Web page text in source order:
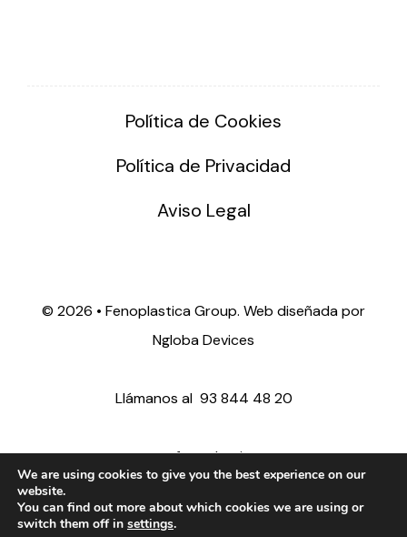
Política de Cookies
Política de Privacidad
Aviso Legal
© 2026 • Fenoplastica Group. Web diseñada por
Ngloba Devices
Llámanos al 93 844 48 20
ventas@fenoplastica.com
export@fenoplastica.com
We are using cookies to give you the best experience on our
website.
You can find out more about which cookies we are using or
switch them off in settings.